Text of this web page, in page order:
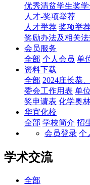
优秀清贫学生奖学
人才-奖项举荐
人才举荐 奖项举
奖励办法及相关
会员服务
全部 个人会员 单
资料下载
全部 2024庄长恭
委会工作用表 单
奖申请表 化学奥
华宜化校
全部 学校简介 招
会员登录 个
学术交流
全部